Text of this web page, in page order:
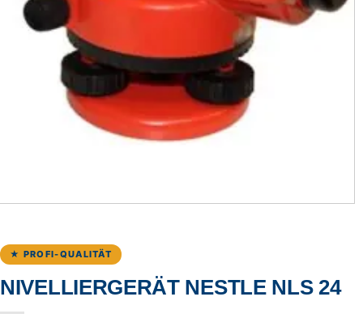
★ PROFI-QUALITÄT
NIVELLIERGERÄT NESTLE NLS 24